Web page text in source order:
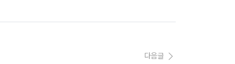
다음글